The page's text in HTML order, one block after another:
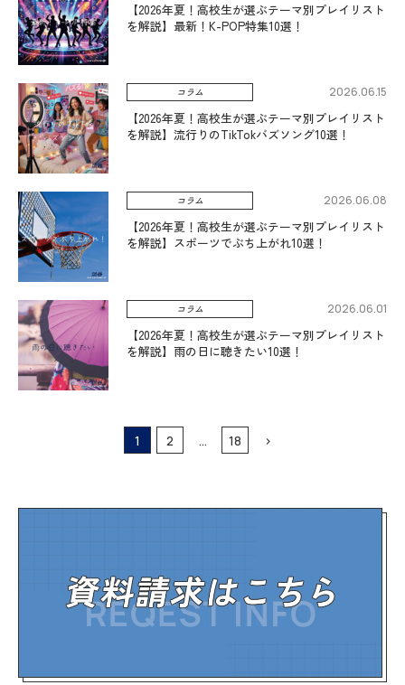
【2026年夏！高校生が選ぶテーマ別プレイリスト
を解説】最新！K-POP特集10選！
コラム 2026.06.15
【2026年夏！高校生が選ぶテーマ別プレイリスト
を解説】流行りのTikTokバズソング10選！
コラム 2026.06.08
【2026年夏！高校生が選ぶテーマ別プレイリスト
を解説】スポーツでぶち上がれ10選！
コラム 2026.06.01
【2026年夏！高校生が選ぶテーマ別プレイリスト
を解説】雨の日に聴きたい10選！
1 2 … 18 >